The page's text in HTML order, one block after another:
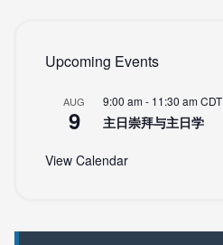
Upcoming Events
AUG
9
9:00 am- 11:30 amCDT
主日崇拜与主日学
View Calendar